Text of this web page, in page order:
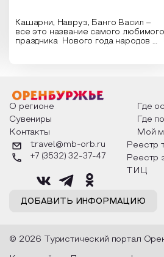
Кашарни, Навруз, Банго Васил –
все это название самого любимого
праздника Нового года народов
о том, как встречают новый год в
разных уголках страны, какие
обряды совершают на удачу и
благополучие, в чем схожи и
различаются традиции. Кто такой
Дед Мороз и откуда он пришел, как
его называют в разных уголках
страны и как появились елочные
О регионе
Где
Сувениры
Где
Контакты
Мой
ДОБАВИТЬ ИНФОРМАЦИЮ
travel@mb-orb.ru
+7 (3532) 32-37-47
Реестр
Реестр
ТИЦ
© 2026 Туристический портал